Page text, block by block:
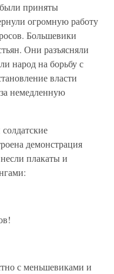
приняты
огромную работу
Большевики
Они разъясняли
народ на борьбу с
власти
немедленную
демонстрация
плакаты и
с меньшевиками и